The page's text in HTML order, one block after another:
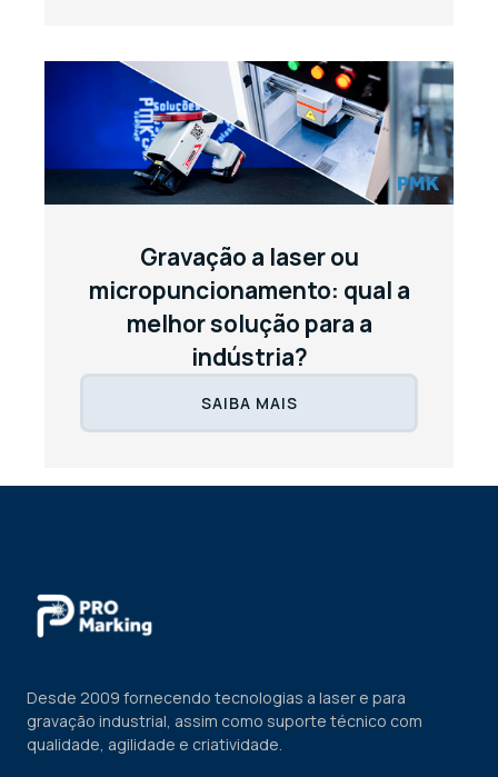
Gravação a laser ou
micropuncionamento: qual a
melhor solução para a
indústria?
SAIBA MAIS
Desde 2009 fornecendo tecnologias a laser e para
gravação industrial, assim como suporte técnico com
qualidade, agilidade e criatividade.